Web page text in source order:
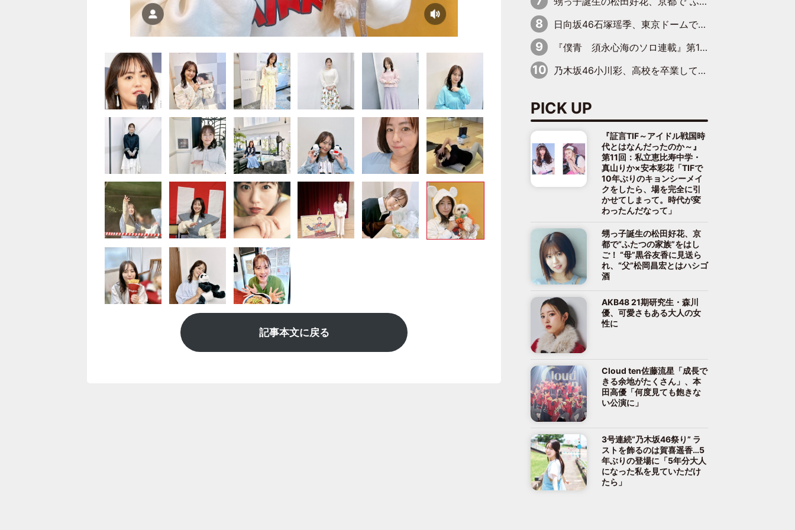
記事本文に戻る
日向坂46石塚瑶季、東京ドームで“観戦バレ”！ ナイツ・塙も認めた「巨人に詳しすぎるアイドル」は元VENUSスクール生で杉内コーチ推し⁉
『僕青 須永心海のソロ連載』第18回：「バーゲンセールハンターみうな inしまむら」編
乃木坂46小川彩、高校を卒業して初めてのグラビア「大人になった感じがしました(笑)」
PICK UP
『証言TIF～アイドル戦国時
代とはなんだったのか～』
第11回：私立恵比寿中学・
真山りか×安本彩花「TIFで
10年ぶりのキョンシーメイ
クをしたら、場を完全に引
かせてしまって。時代が変
わったんだなって」
甥っ子誕生の松田好花、京
都で“ふたつの家族”をはし
ご！ “母”黒谷友香に見送ら
れ、“父”松岡昌宏とはハシゴ
酒
AKB48 21期研究生・森川
優、可愛さもある大人の女
性に
Cloud ten佐藤流星「成長で
きる余地がたくさん」、本
田高優「何度見ても飽きな
い公演に」
3号連続“乃木坂46祭り” ラ
ストを飾るのは賀喜遥香…5
年ぶりの登場に「5年分大人
になった私を見ていただけ
たら」